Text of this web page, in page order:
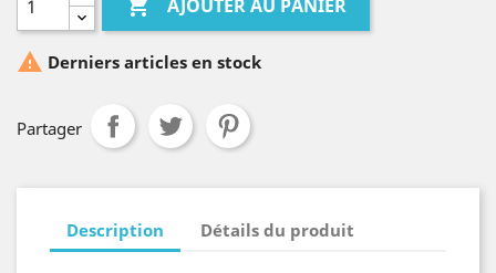
 AJOUTER AU PANIER
 Derniers articles en stock
Partager
Description Détails du produit